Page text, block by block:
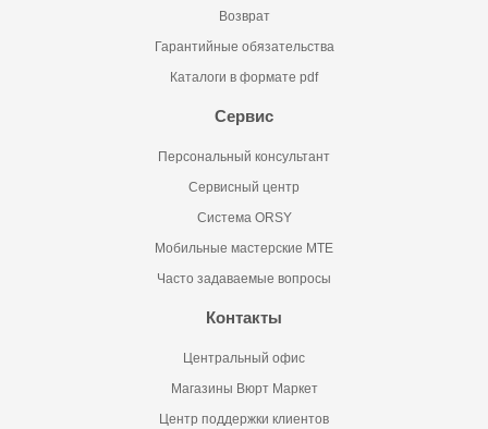
Возврат
Гарантийные обязательства
Каталоги в формате pdf
Сервис
Персональный консультант
Сервисный центр
Система ORSY
Мобильные мастерские MTE
Часто задаваемые вопросы
Контакты
Центральный офис
Магазины Вюрт Маркет
Центр поддержки клиентов